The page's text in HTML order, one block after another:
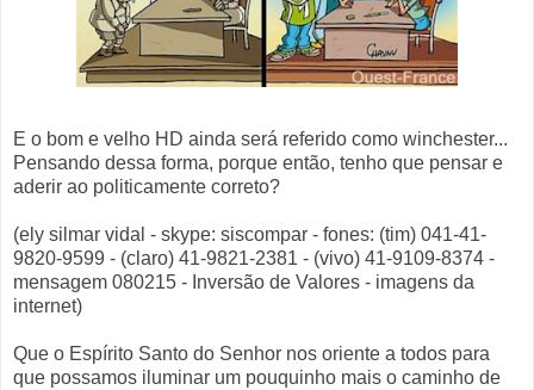
E o bom e velho HD ainda será referido como winchester...
Pensando dessa forma, porque então, tenho que pensar e
aderir ao politicamente correto?
(ely silmar vidal - skype: siscompar - fones: (tim) 041-41-
9820-9599 - (claro) 41-9821-2381 - (vivo) 41-9109-8374 -
mensagem 080215 - Inversão de Valores - imagens da
internet)
Que o Espírito Santo do Senhor nos oriente a todos para
que possamos iluminar um pouquinho mais o caminho de